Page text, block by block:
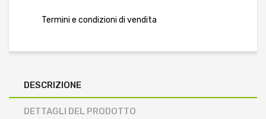
Termini e condizioni di vendita
DESCRIZIONE
DETTAGLI DEL PRODOTTO